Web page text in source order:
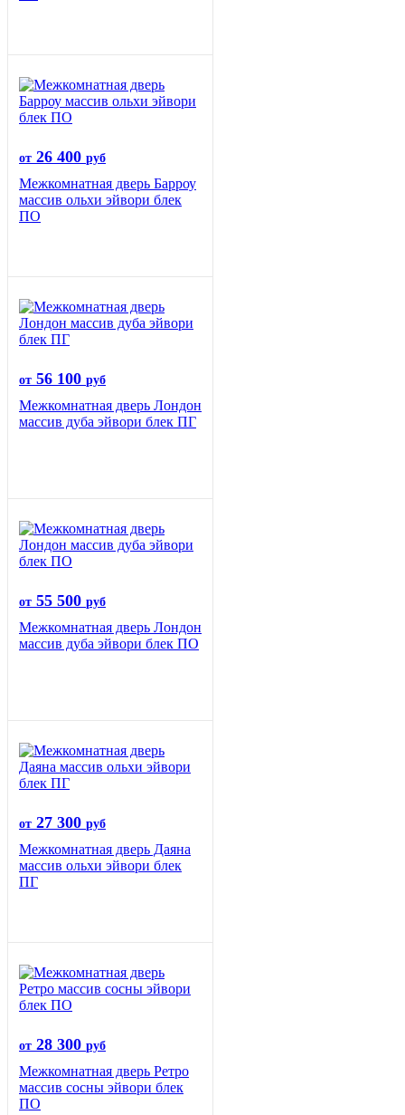
от 26 400 руб
Межкомнатная дверь Барроу
массив ольхи эйвори блек
ПО
от 56 100 руб
Межкомнатная дверь Лондон
массив дуба эйвори блек ПГ
от 55 500 руб
Межкомнатная дверь Лондон
массив дуба эйвори блек ПО
от 27 300 руб
Межкомнатная дверь Даяна
массив ольхи эйвори блек
ПГ
от 28 300 руб
Межкомнатная дверь Ретро
массив сосны эйвори блек
ПО